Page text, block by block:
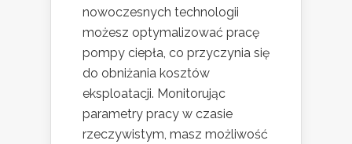
nowoczesnych technologii
możesz optymalizować pracę
pompy ciepła, co przyczynia się
do obniżania kosztów
eksploatacji. Monitorując
parametry pracy w czasie
rzeczywistym, masz możliwość